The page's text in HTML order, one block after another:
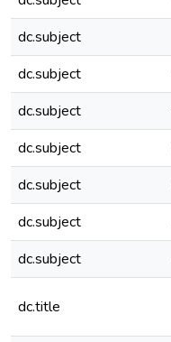
dc.subject
dc.subject
dc.subject
dc.subject
dc.subject
dc.subject
dc.subject
dc.title